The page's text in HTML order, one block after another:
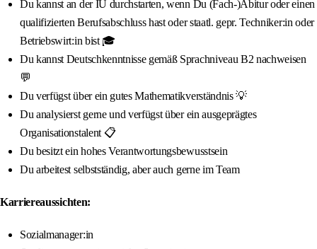
Du kannst an der IU durchstarten, wenn Du (Fach-)Abitur oder einen
qualifizierten Berufsabschluss hast oder staatl. gepr. Techniker:in oder
Betriebswirt:in bist 🎓
Du kannst Deutschkenntnisse gemäß Sprachniveau B2 nachweisen
💬
Du verfügst über ein gutes Mathematikverständnis 💡
Du analysierst gerne und verfügst über ein ausgeprägtes
Organisationstalent 📋
Du besitzt ein hohes Verantwortungsbewusstsein
Du arbeitest selbstständig, aber auch gerne im Team
Karriereaussichten:
Sozialmanager:in